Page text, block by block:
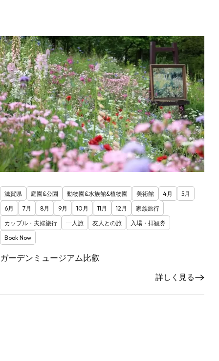
滋賀県 庭園&公園 動物園&水族館&植物園 美術館 4月
5月
6月
7月 8月 9月 10月 11月 12月
家族旅行
カップル・夫婦旅行
一人旅 友人との旅
入場・拝観券
Book Now
ガーデンミュージアム比叡
詳しく見る